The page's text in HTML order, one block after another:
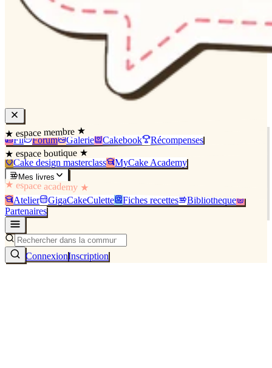
★ espace membre ★
Fil Forum Galerie Cakebook Récompenses
★ espace boutique ★
Cake design masterclass MyCake Academy
Mes livres
★ espace academy ★
Atelier GigaCakeCulette Fiches recettes
Bibliothèque
Partenaires
ConnexionInscription